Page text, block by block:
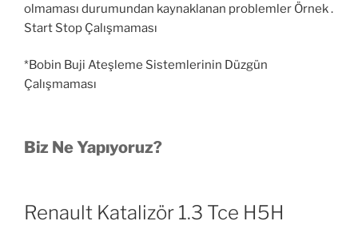
olmaması durumundan kaynaklanan problemler Örnek .
Start Stop Çalışmaması
*Bobin Buji Ateşleme Sistemlerinin Düzgün
Çalışmaması
Biz Ne Yapıyoruz?
Renault Katalizör 1.3 Tce H5H